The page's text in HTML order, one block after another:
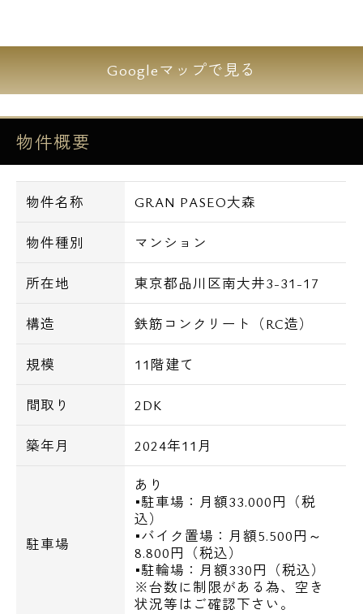
是非、この機会にお問い合わせご内覧下さい
♪
【設備詳細】
■外観タイル張り
■オートロック
■TVモニター付きインターホン
■防犯カメラ
■エレベーター
■敷地内にゴミ置き場（24時間ゴミ出し可）
■バス・トイレ別
■独立洗面化粧台
■温水洗浄便座
■浴室暖房乾燥機
■24時間換気システム
■室内洗濯機置き場
■システムキッチン
■玄関人感センサー照明
Googleマップで見る
物件概要
物件名称 GRAN PASEO大森
物件種別 マンション
所在地 東京都品川区南大井3-31-17
構造 鉄筋コンクリート（RC造）
規模 11階建て
間取り 2DK
築年月 2024年11月
駐車場
あり
■駐車場：月額33.000円（税
込）
■バイク置場：月額5.500円～
8.800円（税込）
■駐輪場：月額330円（税込）
※台数に制限がある為、空き
状況等はご確認下さい。